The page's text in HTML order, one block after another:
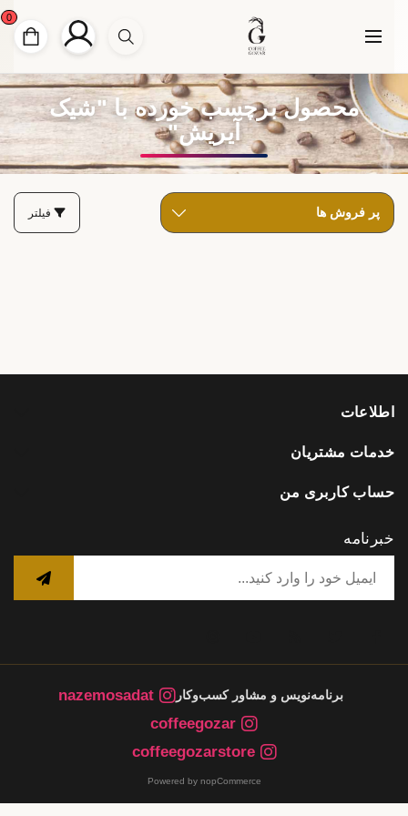
0
محصول برچسب خورده با "شیک
آیریش"
فیلتر
اطلاعات
خدمات مشتریان
حساب کاربری من
خبرنامه
برنامه‌نویس و مشاور کسب‌وکار
nazemosadat
coffeegozar
coffeegozarstore
Powered by nopCommerce